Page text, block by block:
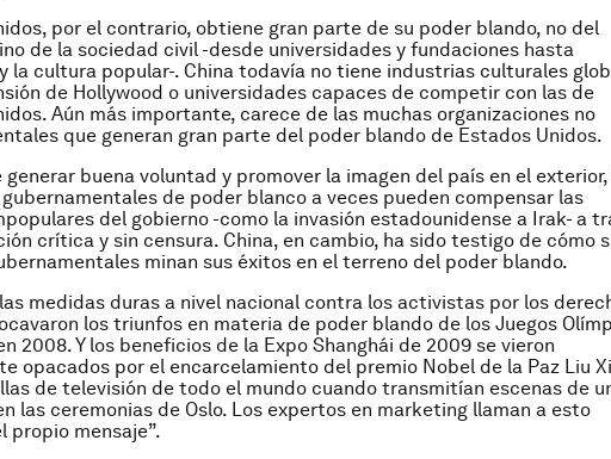
por el contrario, obtiene gran parte de su poder blando, no del
de la sociedad civil -desde universidades y fundaciones hasta
la cultura popular-. China todavía no tiene industrias culturales
de Hollywood o universidades capaces de competir con las de
Aún más importante, carece de las muchas organizaciones no
que generan gran parte del poder blando de Estados Unidos.
generar buena voluntad y promover la imagen del país en el exterior,
de poder blanco a veces pueden compensar las
del gobierno -como la invasión estadounidense a Irak- a
crítica y sin censura. China, en cambio, ha sido testigo de cómo
minan sus éxitos en el terreno del poder blando.
medidas duras a nivel nacional contra los activistas por los
los triunfos en materia de poder blando de los Juegos
2008. Y los beneficios de la Expo Shanghái de 2009 se vieron
opacados por el encarcelamiento del premio Nobel de la Paz Liu
de televisión de todo el mundo cuando transmitían escenas de
las ceremonias de Oslo. Los expertos en marketing llaman a esto
propio mensaje”.